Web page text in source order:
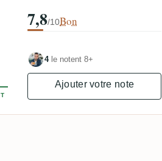
7,8/10Bon
4le notent 8+
Ajouter votre note